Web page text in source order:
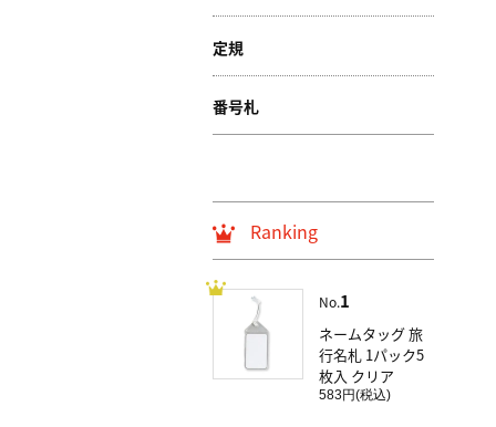
定規
番号札
Ranking
No.1
ネームタッグ 旅
行名札 1パック5
枚入 クリア
583円(税込)